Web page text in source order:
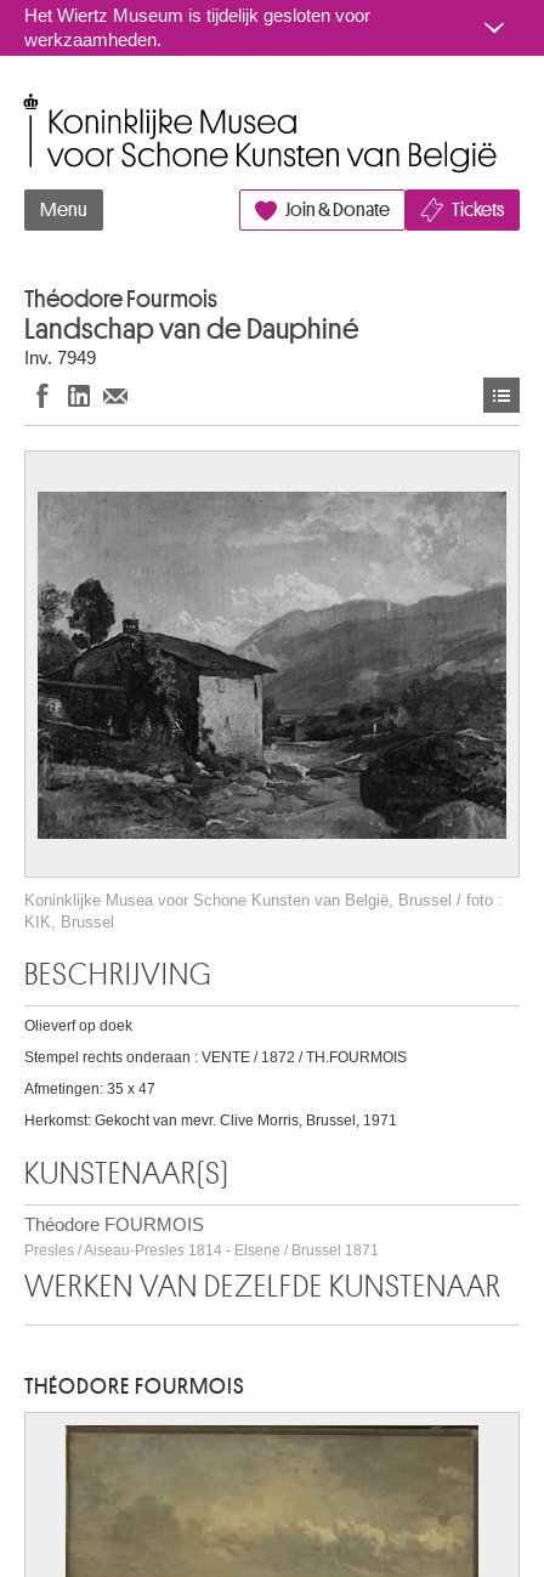
Naar inhoud
Het Wiertz Museum is tijdelijk gesloten voor
werkzaamheden.
Menu Join & Donate Tickets
Théodore Fourmois
Landschap van de Dauphiné
Inv. 7949
Koninklijke Musea voor Schone Kunsten van België, Brussel / foto :
KIK, Brussel
BESCHRIJVING
Olieverf op doek
Stempel rechts onderaan : VENTE / 1872 / TH.FOURMOIS
Afmetingen: 35 x 47
Herkomst: Gekocht van mevr. Clive Morris, Brussel, 1971
KUNSTENAAR(S)
Théodore FOURMOIS
Presles / Aiseau-Presles 1814 - Elsene / Brussel 1871
WERKEN VAN DEZELFDE KUNSTENAAR
THÉODORE FOURMOIS